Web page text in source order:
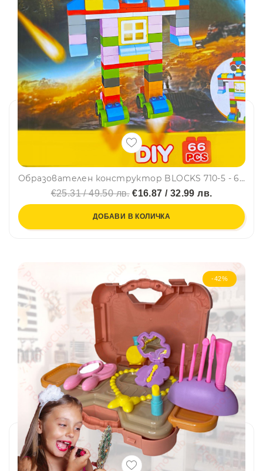
* Можете да видите как се играе и във
видеото по-долу.
Защо Squid Game стана толкова популярен?
Подобно на „Игрите на глада“ и Squid Game ни
пренася в свят на игри за оцеляване. В корейския
сериал, непознати хора получават покани да се
включат в състезания с награден фонд 45,6 млрд.
вона или около 38 млн. долара. Но има уловка -
загубилите умират. Хитовата поредица се
появи в Netflix през 2021 г. и бързо се превърна в
глобален феномен. Игрите, представени в
сериала, са всъщност детски занимателните
предизвикателства, добре известни на
корейците и представени в двубои на живот и
смърт.
Образователен конструктор BLOCKS 710-5 - 66 части, 3+
€25.31 / 49.50 лв.€16.87 / 32.99 лв.
ДОБАВИ В КОЛИЧКА
-42%